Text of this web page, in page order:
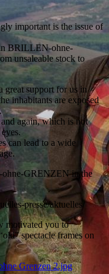
important is the issue of
BRILLEN-ohne-
unsaleable stock to
great support for us in
inhabitants are exposed
again, which is not
can lead to a wide
GRENZEN in the
presse/aktuelles/
motivated you to
spectacle frames on